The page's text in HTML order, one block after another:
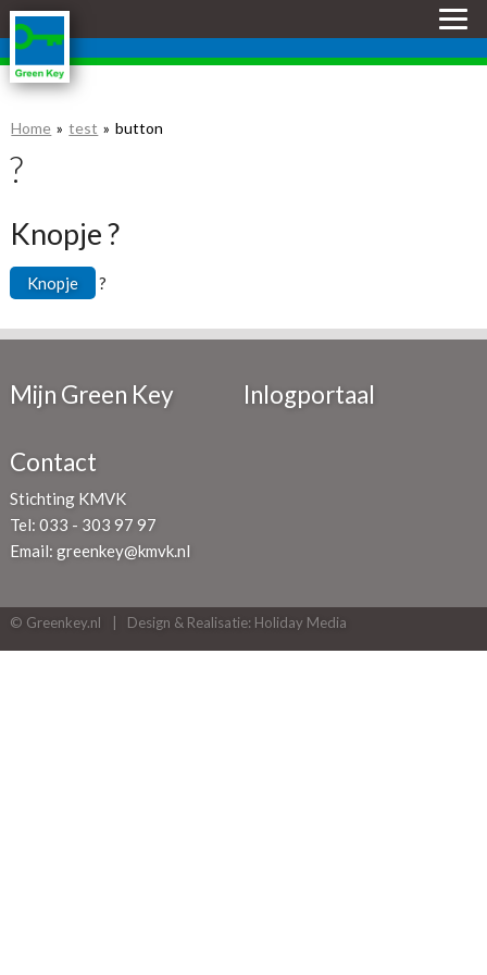
Skip
links
Jump
to
content
navigation
Home test button
?
Knopje ?
Knopje ?
Mijn Green Key Inlogportaal
Contact
Stichting KMVK
Tel: 033 - 303 97 97
Email: greenkey@kmvk.nl
© Greenkey.nl Design & Realisatie: Holiday Media